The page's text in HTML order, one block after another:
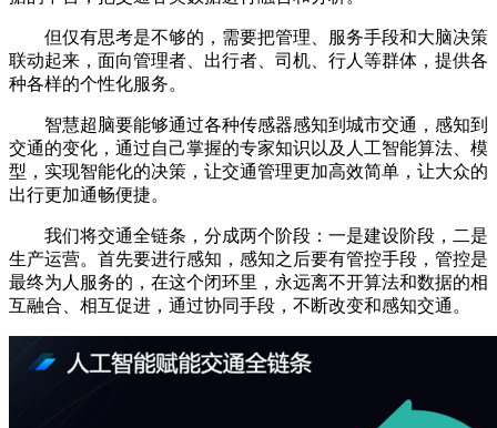
但仅有思考是不够的，需要把管理、服务手段和大脑决策
联动起来，面向管理者、出行者、司机、行人等群体，提供各
种各样的个性化服务。
智慧超脑要能够通过各种传感器感知到城市交通，感知到
交通的变化，通过自己掌握的专家知识以及人工智能算法、模
型，实现智能化的决策，让交通管理更加高效简单，让大众的
出行更加通畅便捷。
我们将交通全链条，分成两个阶段：一是建设阶段，二是
生产运营。首先要进行感知，感知之后要有管控手段，管控是
最终为人服务的，在这个闭环里，永远离不开算法和数据的相
互融合、相互促进，通过协同手段，不断改变和感知交通。